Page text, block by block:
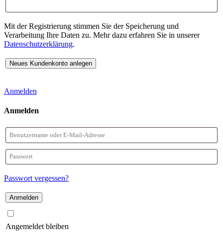
Mit der Registrierung stimmen Sie der Speicherung und
Verarbeitung Ihre Daten zu. Mehr dazu erfahren Sie in unserer
Datenschutzerklärung.
Anmelden
Anmelden
Benutzername
oder
E-
Mail-
Adresse
Passwort
Passwort vergessen?
Angemeldet bleiben